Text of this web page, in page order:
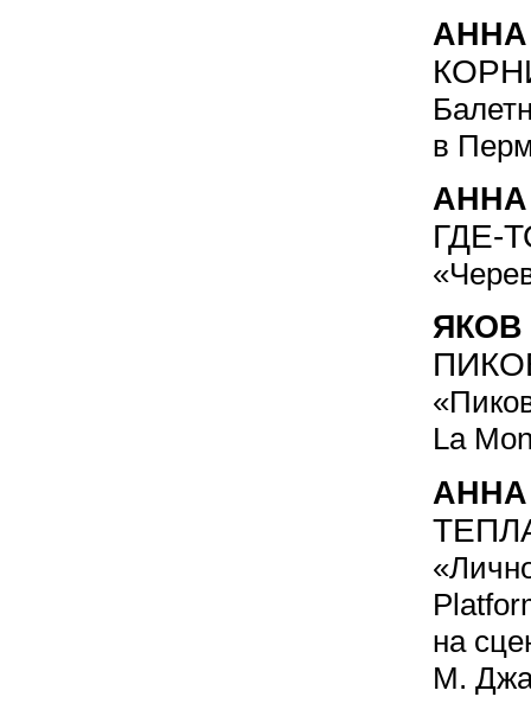
в
АННА
ГДЕ-
ЯКОВ
La
АННА
на
М.